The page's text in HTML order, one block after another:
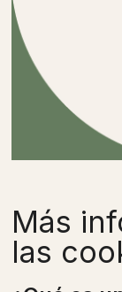
Más
las